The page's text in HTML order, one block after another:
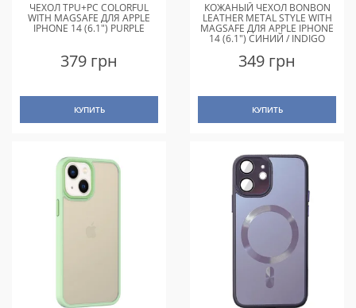
ЧЕХОЛ TPU+PC COLORFUL
WITH MAGSAFE ДЛЯ APPLE
IPHONE 14 (6.1") PURPLE
379 грн
КУПИТЬ
КОЖАНЫЙ ЧЕХОЛ BONBON
LEATHER METAL STYLE WITH
MAGSAFE ДЛЯ APPLE IPHONE
14 (6.1") СИНИЙ / INDIGO
349 грн
КУПИТЬ